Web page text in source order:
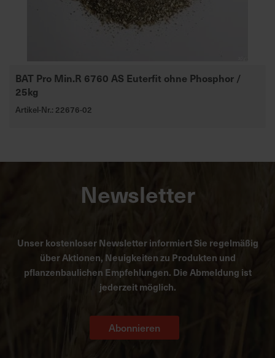
BAT Pro Min.R 6760 AS Euterfit ohne Phosphor /
25kg
Artikel-Nr.: 22676-02
Newsletter
Unser kostenloser Newsletter informiert Sie regelmäßig
über Aktionen, Neuigkeiten zu Produkten und
pflanzenbaulichen Empfehlungen. Die Abmeldung ist
jederzeit möglich.
Abonnieren